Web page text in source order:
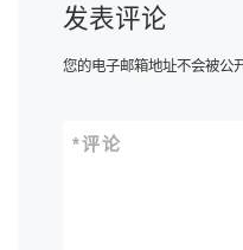
发表评论
您的电子邮箱地址不会被公开
评论
*